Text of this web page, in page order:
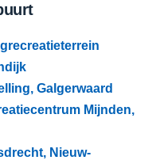
Galgerwaard
Mijnden,
Nieuw-